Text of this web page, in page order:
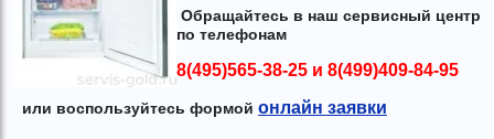
Обращайтесь в наш сервисный центр
по телефонам
8(495)565-38-25 и 8(499)409-84-95
или воспользуйтесь формой онлайн заявки